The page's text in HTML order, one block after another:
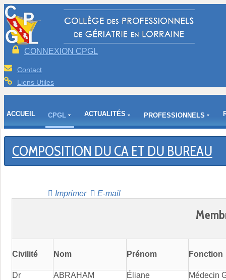
CONNEXION CPGL
Contact
Liens Utiles
ACCUEIL CPGL ACTUALITÉS PROFESSIONNELS
COMPOSITION DU CA ET DU BUREAU
Imprimer E-mail
Civilité Nom Prénom Fonction
Dr ABRAHAM Éliane Médecin